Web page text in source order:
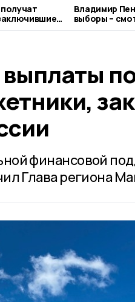
Владимир
выборы –
системы
финансовой
Глава региона